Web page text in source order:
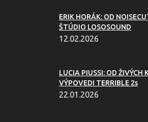
ERIK HORÁK: OD
ŠTÚDIO LOSOSOUND
12.02.2026
LUCIA PIUSSI: OD ŽIVÝCH
VÝPOVEDI TERRIBLE 2s
22.01.2026